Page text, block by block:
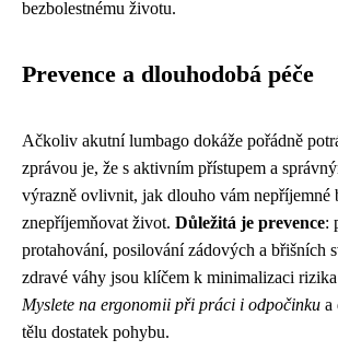
bezbolestnému životu.
Prevence a dlouhodobá péče
Ačkoliv akutní lumbago dokáže pořádně
zprávou je, že s aktivním přístupem a
výrazně ovlivnit, jak dlouho vám nepříjemné
znepříjemňovat život. Důležitá je prevence:
protahování, posilování zádových a břišních
zdravé váhy jsou klíčem k minimalizaci
Myslete na ergonomii při práci i odpočinku a
tělu dostatek pohybu.